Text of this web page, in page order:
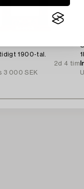
1900-tal.
2d 4 tim
3 000 SEK